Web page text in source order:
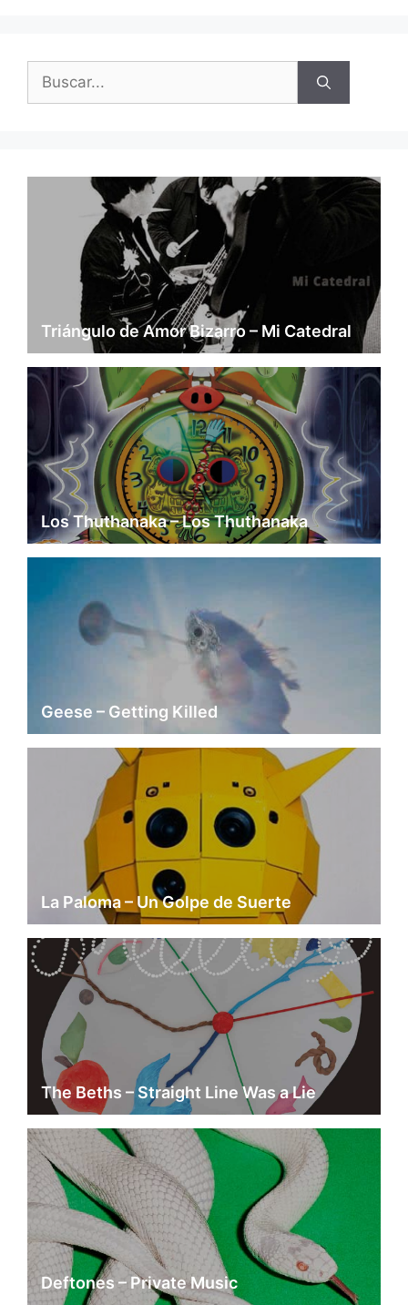
Buscar:
Triángulo de Amor Bizarro – Mi Catedral
Los Thuthanaka – Los Thuthanaka
Geese – Getting Killed
La Paloma – Un Golpe de Suerte
The Beths – Straight Line Was a Lie
Deftones – Private Music